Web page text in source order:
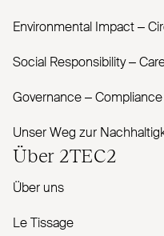
Envi­ronmental Impact –
Social Responsibility –
Governance – Com­pliance
Unser Weg zur
Über 2TEC2
Über uns
Le Tissage